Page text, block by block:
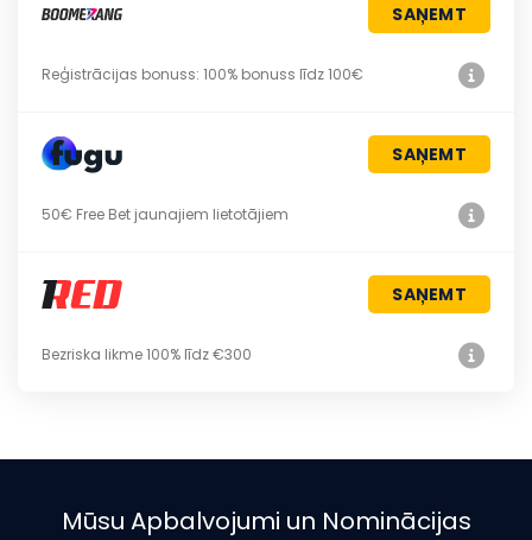
SAŅEMT
Reģistrācijas bonuss: 100% bonuss līdz 100€
SAŅEMT
50€ Free Bet jaunajiem lietotājiem
SAŅEMT
Bezriska likme 100% līdz €300
Mūsu Apbalvojumi un Nominācijas